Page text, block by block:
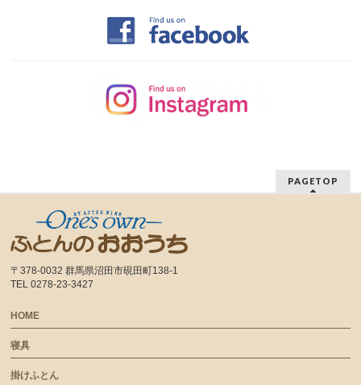
PAGETOP
〒378-0032 群馬県沼田市硯田町138-1
TEL 0278-23-3427
HOME
寝具
掛けふとん